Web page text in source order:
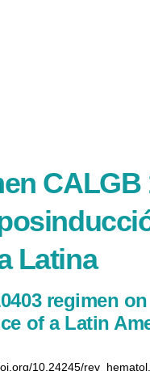
CALGB
Latina
regimen
of a Latin
10.24245/